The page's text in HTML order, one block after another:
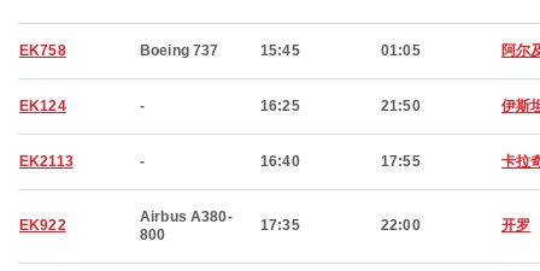
EK758 Boeing 737 15:45 01:05 阿尔
EK124 - 16:25 21:50 伊斯
EK2113 - 16:40 17:55 卡拉
EK922
Airbus A380-
800
17:35 22:00 开罗